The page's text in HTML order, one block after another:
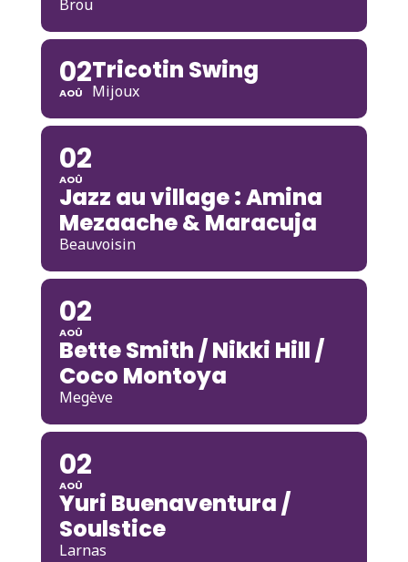
Brou
02
AOÛ
Tricotin Swing
Mijoux
02
AOÛ
Jazz au village : Amina
Mezaache & Maracuja
Beauvoisin
02
AOÛ
Bette Smith / Nikki Hill /
Coco Montoya
Megève
02
AOÛ
Yuri Buenaventura /
Soulstice
Larnas